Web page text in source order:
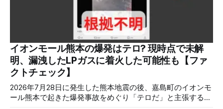
イオンモール熊本の爆発はテロ? 現時点で未解
明、漏洩したLPガスに着火した可能性も【ファ
クトチェック】
2026年7月28日に発生した熊本地震の後、嘉島町のイオンモ
ール熊本で起きた爆発事故をめぐり「テロだ」と主張する投